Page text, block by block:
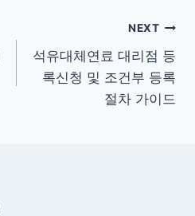
NEXT
석유대체연료 대리점 등
록신청 및 조건부 등록
절차 가이드